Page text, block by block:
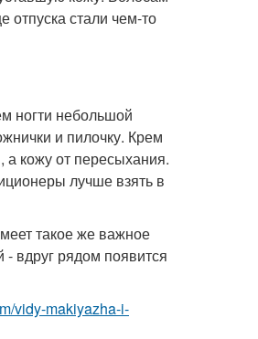
отпуска стали чем-то
ногти небольшой
и пилочку. Крем
а кожу от пересыхания.
лучше взять в
такое же важное
вдруг рядом появится
vidy-makiyazha-i-